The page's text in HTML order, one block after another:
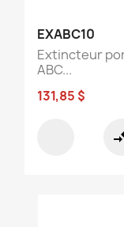
EXABC10
Extincteur
ABC...
131,85 $